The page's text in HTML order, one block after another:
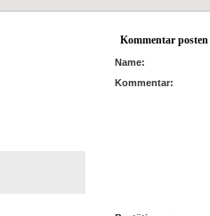
Kommentar posten
Name:
Kommentar: